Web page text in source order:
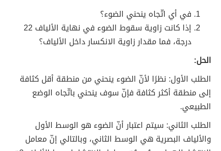
في أي اتّجاه ينحني الضوء؟
إذا كانت زاوية سقوط الضوء في نهاية الألياف 22
درجة، فما مقدار زاوية الانكسار داخل الألياف؟
الحل:
الطلب الأول: نظرًا لأنّ الضوء ينحني من منطقة أقل كثافة
إلى منطقة أكثر كثافة فإنّ سوف ينحني باتّجاه الوضع
الطبيعي.
الطلب الثاني: سيتم اعتبار أنّ الضوء هو الوسط الأول
والألياف البصرية هي الوسط الثاني، وبالتالي إنّ معامل